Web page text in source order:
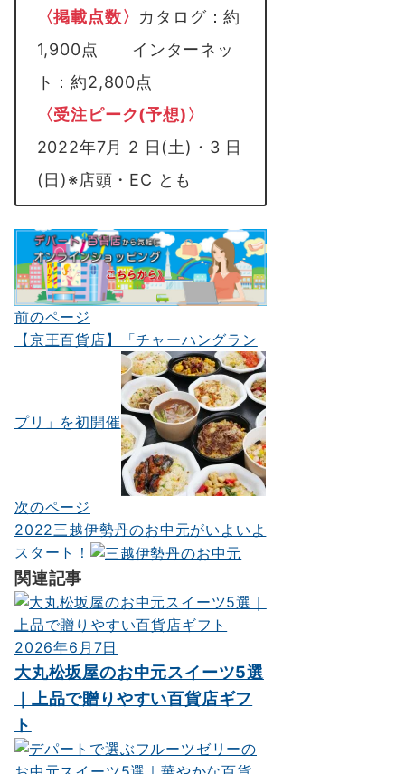
〈掲載点数〉 カタログ：約
1,900点 インターネッ
ト：約2,800点
〈受注ピーク(予想)〉
2022年7月 2 日(土)・3 日
(日)※店頭・EC とも
投
稿
ビ
シ
ョ
ン
前のページ
【京王百貨店】「チャーハングラン
プリ」を初開催
次のページ
2022三越伊勢丹のお中元がいよいよ
スタート！
関連記事
2026年6月7日
大丸松坂屋のお中元スイーツ5選
｜上品で贈りやすい百貨店ギフ
ト